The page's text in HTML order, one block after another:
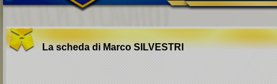
La scheda di MarcoSILVESTRI